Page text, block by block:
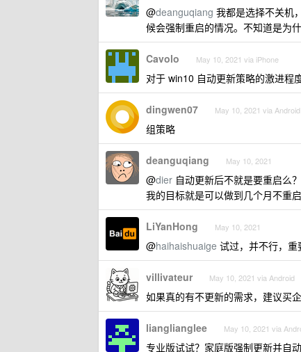
@deanguqiang 我都是选择不关机
候会强制重启的情况。不知道是为
Cavolo May 10, 2021 via iPhone
对于 win10 自动更新策略的激进程
dingwen07 May 10, 2021 via Android
组策略
deanguqiang May 10, 2021
@dier 自动更新后不就是要重启么？
我的目标就是可以做到几个月不重启
LiYanHong May 10, 2021
@haihaishuaige 试过，并不行，
villivateur May 10, 2021 via Android
如果真的有不更新的需求，建议买
lianglianglee May 10, 2021 via
专业版试试？家庭版强制更新并自